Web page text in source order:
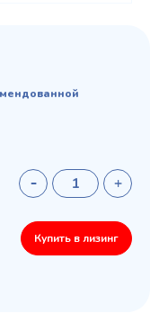
Купить в лизинг